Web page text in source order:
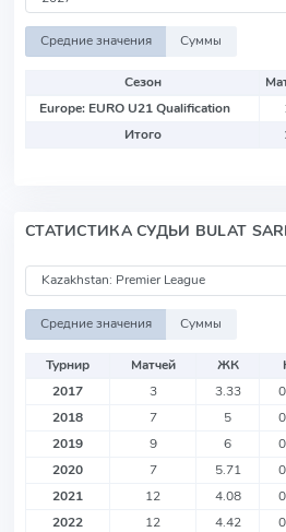
Средние значения Суммы
Сезон
Europe: EURO U21 Qualification
Итого
СТАТИСТИКА СУДЬИ BULAT
Средние значения Суммы
Турнир Матчей ЖК
2017
3 3.33
2018
7 5
2019
9 6
2020
7 5.71
2021
12 4.08
2022
12 4.42